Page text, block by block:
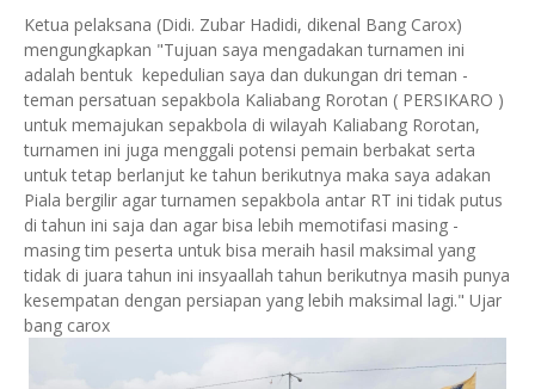
Ketua pelaksana (Didi. Zubar Hadidi, dikenal Bang Carox)
mengungkapkan "Tujuan saya mengadakan turnamen ini
adalah bentuk kepedulian saya dan dukungan dri teman -
teman persatuan sepakbola Kaliabang Rorotan ( PERSIKARO )
untuk memajukan sepakbola di wilayah Kaliabang Rorotan,
turnamen ini juga menggali potensi pemain berbakat serta
untuk tetap berlanjut ke tahun berikutnya maka saya adakan
Piala bergilir agar turnamen sepakbola antar RT ini tidak putus
di tahun ini saja dan agar bisa lebih memotifasi masing -
masing tim peserta untuk bisa meraih hasil maksimal yang
tidak di juara tahun ini insyaallah tahun berikutnya masih punya
kesempatan dengan persiapan yang lebih maksimal lagi." Ujar
bang carox